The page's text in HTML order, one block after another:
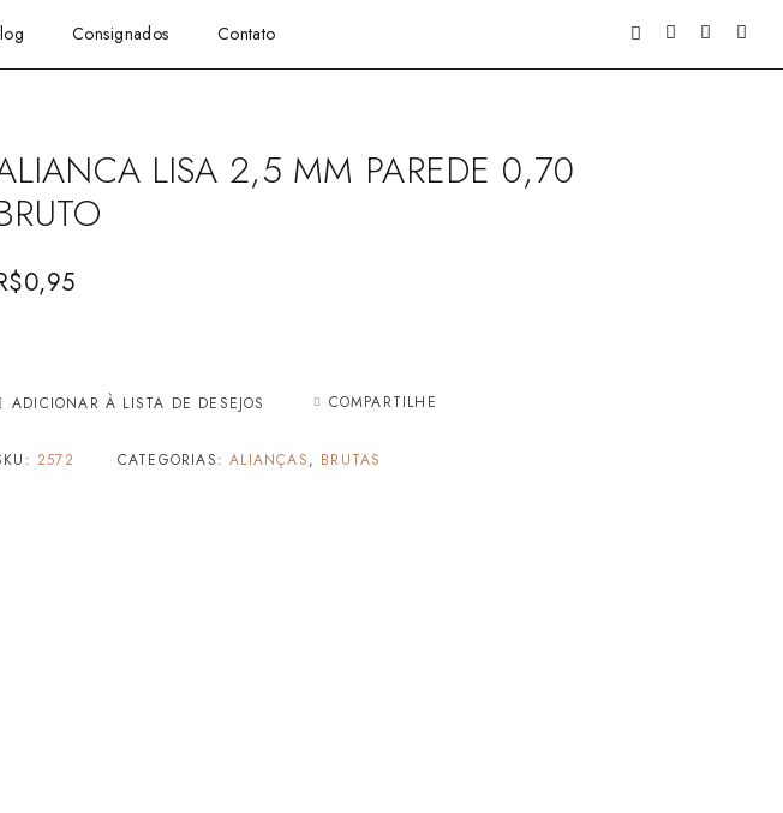
Consignados Contato
LISA 2,5 MM PAREDE 0,70
0,95
ADICIONAR À LISTA DE DESEJOS COMPARTILHE
2572 CATEGORIAS:ALIANÇAS, BRUTAS